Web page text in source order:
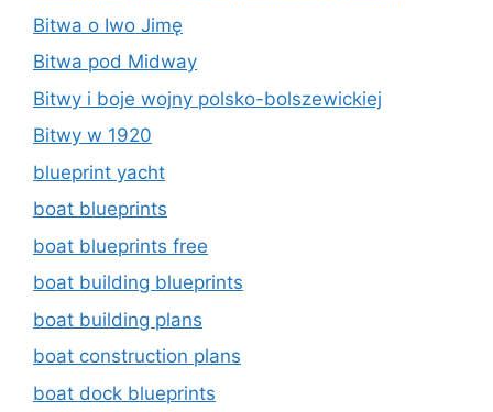
Bitwa o Iwo Jimę
Bitwa pod Midway
Bitwy i boje wojny polsko-bolszewickiej
Bitwy w 1920
blueprint yacht
boat blueprints
boat blueprints free
boat building blueprints
boat building plans
boat construction plans
boat dock blueprints